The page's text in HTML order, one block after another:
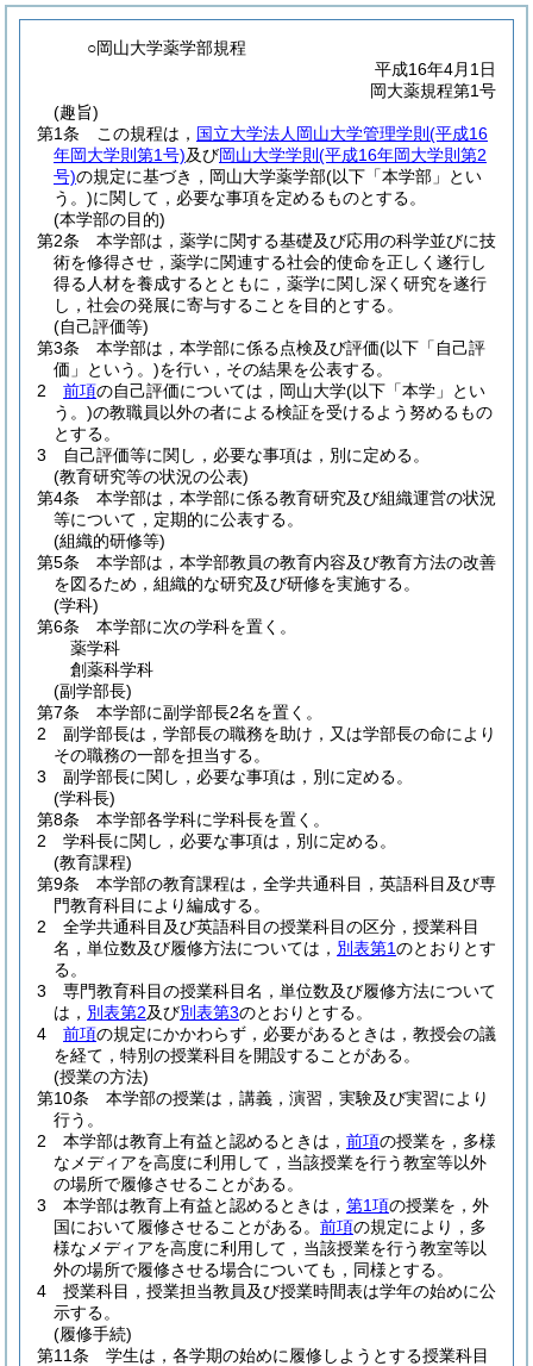
○岡山大学薬学部規程
平成16年4月1日
岡大薬規程第1号
(趣旨)
第1条
この規程は， 国立大学法人岡山大学管理学則 (平成16
年岡大学則第1号)及び岡山大学学則 (平成16年岡大学則第2
号)の規定に基づき，岡山大学薬学部(以下「本学部」とい
う。)に関して，必要な事項を定めるものとする。
(本学部の目的)
第2条
本学部は，薬学に関する基礎及び応用の科学並びに技
術を修得させ，薬学に関連する社会的使命を正しく遂行し
得る人材を養成するとともに，薬学に関し深く研究を遂行
し，社会の発展に寄与することを目的とする。
(自己評価等)
第3条
本学部は，本学部に係る点検及び評価(以下「自己評
価」という。)を行い，その結果を公表する。
2
前項の自己評価については，岡山大学(以下「本学」とい
う。)の教職員以外の者による検証を受けるよう努めるもの
とする。
3
自己評価等に関し，必要な事項は，別に定める。
(教育研究等の状況の公表)
第4条
本学部は，本学部に係る教育研究及び組織運営の状況
等について，定期的に公表する。
(組織的研修等)
第5条
本学部は，本学部教員の教育内容及び教育方法の改善
を図るため，組織的な研究及び研修を実施する。
(学科)
第6条
本学部に次の学科を置く。
薬学科
創薬科学科
(副学部長)
第7条
本学部に副学部長2名を置く。
2
副学部長は，学部長の職務を助け，又は学部長の命により
その職務の一部を担当する。
3
副学部長に関し，必要な事項は，別に定める。
(学科長)
第8条
本学部各学科に学科長を置く。
2
学科長に関し，必要な事項は，別に定める。
(教育課程)
第9条
本学部の教育課程は，全学共通科目，英語科目及び専
門教育科目により編成する。
2
全学共通科目及び英語科目の授業科目の区分，授業科目
名，単位数及び履修方法については， 別表第1のとおりとす
る。
3
専門教育科目の授業科目名，単位数及び履修方法について
は， 別表第2及び別表第3のとおりとする。
4
前項の規定にかかわらず，必要があるときは，教授会の議
を経て，特別の授業科目を開設することがある。
(授業の方法)
第10条
本学部の授業は，講義，演習，実験及び実習により
行う。
2
本学部は教育上有益と認めるときは， 前項の授業を，多様
なメディアを高度に利用して，当該授業を行う教室等以外
の場所で履修させることがある。
3
本学部は教育上有益と認めるときは， 第1項の授業を，外
国において履修させることがある。 前項の規定により，多
様なメディアを高度に利用して，当該授業を行う教室等以
外の場所で履修させる場合についても，同様とする。
4
授業科目，授業担当教員及び授業時間表は学年の始めに公
示する。
(履修手続)
第11条
学生は，各学期の始めに履修しようとする授業科目